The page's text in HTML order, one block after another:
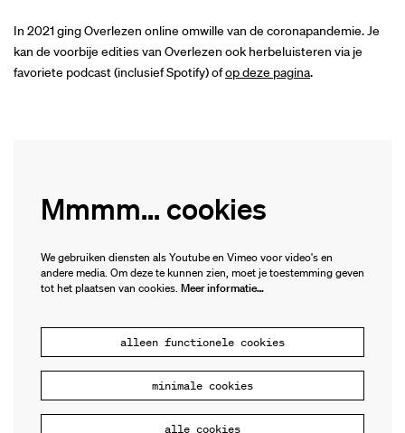
In 2021 ging Overlezen online omwille van de coronapandemie. Je
kan de voorbije edities van Overlezen ook herbeluisteren via je
favoriete podcast (inclusief Spotify) ofop deze pagina.
Mmmm... cookies
We gebruiken diensten als Youtube en Vimeo voor video's en
andere media. Om deze te kunnen zien, moet je toestemming geven
tot het plaatsen van cookies. Meer informatie…
alleen functionele cookies
minimale cookies
alle cookies